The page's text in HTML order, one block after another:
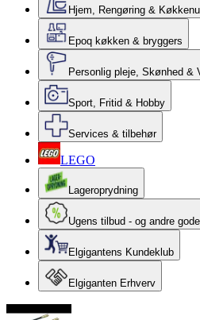
Hjem, Rengøring &
Epoq køkken & bryggers
Personlig pleje, Skønhed &
Sport, Fritid & Hobby
Services & tilbehør
LEGO
Lageroprydning
Ugens tilbud - og andre
Elgigantens Kundeklub
Elgiganten Erhverv